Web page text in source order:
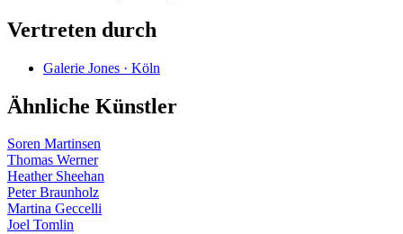
Vertreten durch
Galerie Jones · Köln
Ähnliche Künstler
Soren Martinsen
Thomas Werner
Heather Sheehan
Peter Braunholz
Martina Geccelli
Joel Tomlin